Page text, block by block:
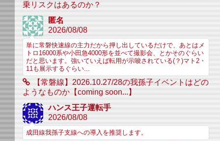
乗リスクはあるのか？
匿名
2026/08/08
単に常磐快速線の主力だから押し出しているだけで、あとはメ
トロ16000系や小田急4000形を並べて撮影会、とかそのぐらい
だと思います。強いていえば転用が示唆されている(？)マト2・
11も展示するぐらい...
【常磐線】2026.10.27/28の我孫子イベントはどの
ようなものか【coming soon...】
ハンス王子運転手
2026/08/08
成田線我孫子支線への導入を推奨します。